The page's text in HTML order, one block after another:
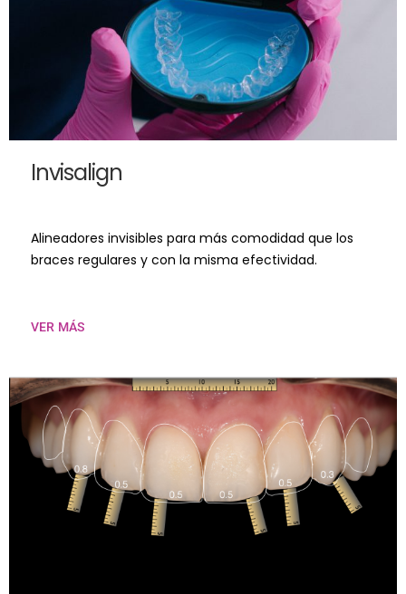
Invisalign
Alineadores invisibles para más comodidad que los
braces regulares y con la misma efectividad.
VER MÁS